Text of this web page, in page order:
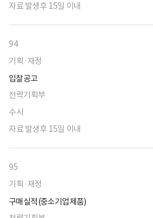
자료 발생후 15일 이내
94
기획·재정
입찰공고
전략기획부
수시
자료 발생후 15일 이내
95
기획·재정
구매실적(중소기업제품)